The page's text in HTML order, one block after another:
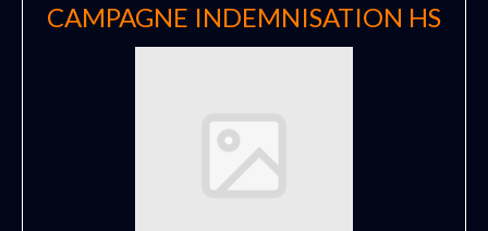
CAMPAGNE INDEMNISATION HS